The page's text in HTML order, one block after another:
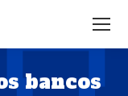
bancos